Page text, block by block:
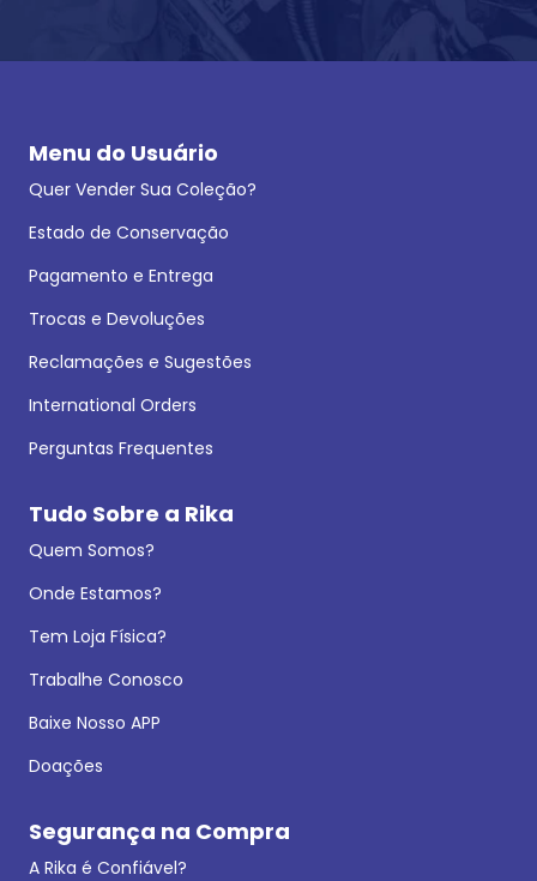
Menu do Usuário
Quer Vender Sua Coleção?
Estado de Conservação
Pagamento e Entrega
Trocas e Devoluções
Reclamações e Sugestões
International Orders
Perguntas Frequentes
Tudo Sobre a Rika
Quem Somos?
Onde Estamos?
Tem Loja Física?
Trabalhe Conosco
Baixe Nosso APP
Doações
Segurança na Compra
A Rika é Confiável?